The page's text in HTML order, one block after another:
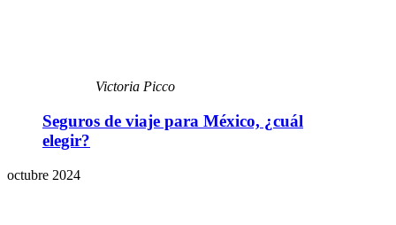
Victoria Picco
Seguros de viaje para México, ¿cuál
elegir?
octubre 2024